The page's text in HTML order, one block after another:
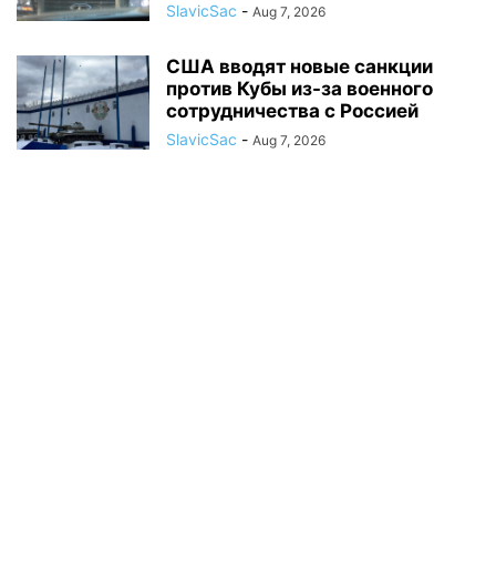
SlavicSac - Aug 7, 2026
США вводят новые санкции
против Кубы из-за военного
сотрудничества с Россией
SlavicSac - Aug 7, 2026